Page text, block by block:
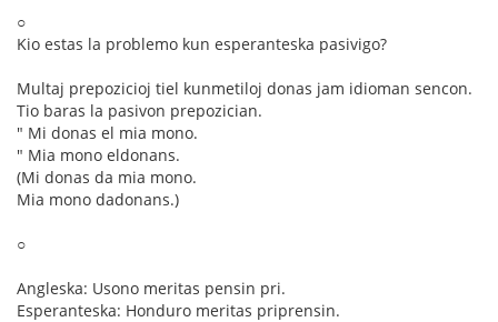
○
Kio estas la problemo kun esperanteska pasivigo?
Multaj prepozicioj tiel kunmetiloj donas jam idioman sencon.
Tio baras la pasivon prepozician.
" Mi donas el mia mono.
" Mia mono eldonans.
(Mi donas da mia mono.
Mia mono dadonans.)
○
Angleska: Usono meritas pensin pri.
Esperanteska: Honduro meritas priprensin.